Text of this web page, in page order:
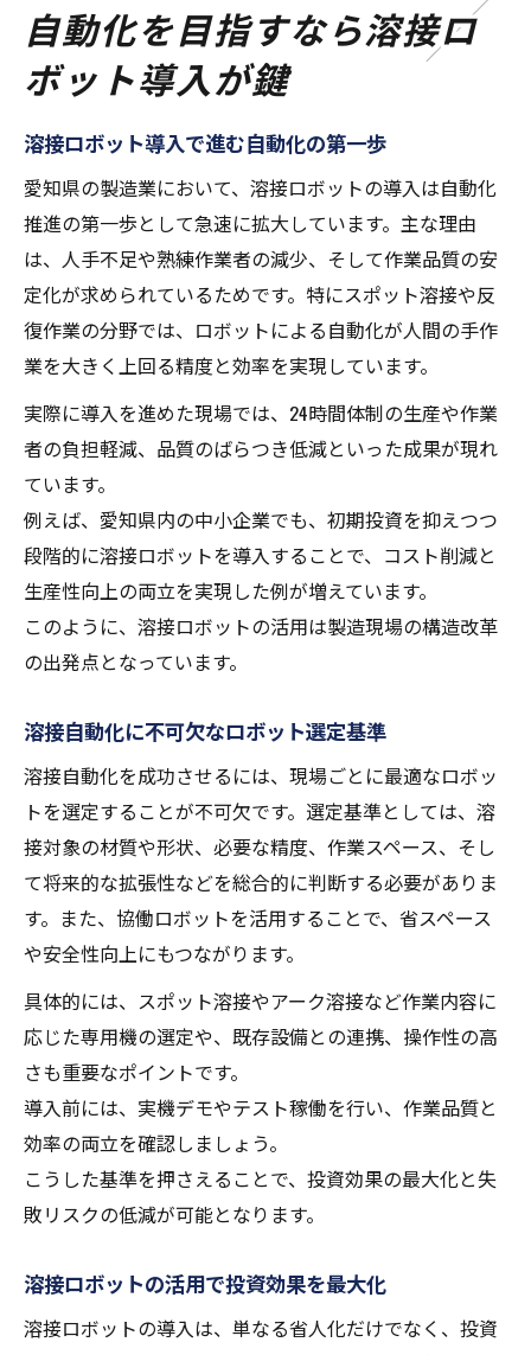
自動化を目指すなら溶接ロ
ボット導入が鍵
溶接ロボット導入で進む自動化の第一歩
愛知県の製造業において、溶接ロボットの導入は自動化
推進の第一歩として急速に拡大しています。主な理由
は、人手不足や熟練作業者の減少、そして作業品質の安
定化が求められているためです。特にスポット溶接や反
復作業の分野では、ロボットによる自動化が人間の手作
業を大きく上回る精度と効率を実現しています。
実際に導入を進めた現場では、24時間体制の生産や作業
者の負担軽減、品質のばらつき低減といった成果が現れ
ています。
例えば、愛知県内の中小企業でも、初期投資を抑えつつ
段階的に溶接ロボットを導入することで、コスト削減と
生産性向上の両立を実現した例が増えています。
このように、溶接ロボットの活用は製造現場の構造改革
の出発点となっています。
溶接自動化に不可欠なロボット選定基準
溶接自動化を成功させるには、現場ごとに最適なロボッ
トを選定することが不可欠です。選定基準としては、溶
接対象の材質や形状、必要な精度、作業スペース、そし
て将来的な拡張性などを総合的に判断する必要がありま
す。また、協働ロボットを活用することで、省スペース
や安全性向上にもつながります。
具体的には、スポット溶接やアーク溶接など作業内容に
応じた専用機の選定や、既存設備との連携、操作性の高
さも重要なポイントです。
導入前には、実機デモやテスト稼働を行い、作業品質と
効率の両立を確認しましょう。
こうした基準を押さえることで、投資効果の最大化と失
敗リスクの低減が可能となります。
溶接ロボットの活用で投資効果を最大化
溶接ロボットの導入は、単なる省人化だけでなく、投資